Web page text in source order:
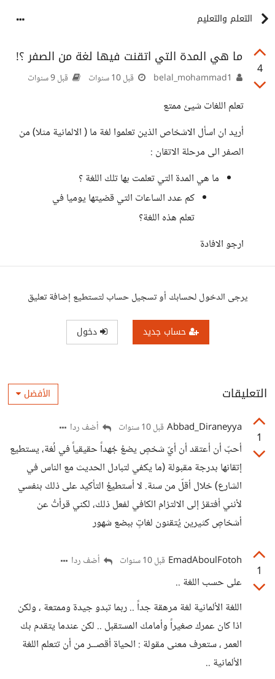
التعلم والتعليم
4
ما هي المدة التي اتقنت فيها لغة من الصفر ؟!
قبل 10 سنوات قبل 9 سنوات
تعلم اللغات شيئ ممتع
أريد ان اسأل الاشخاص الذين تعلموا لغة ما ( الالمانية مثلا) من
الصفر الى مرحلة الاتقان :
ما هي المدة التي تعلمت بها تلك اللغة ؟
كم عدد الساعات التي قضيتها يوميا في
تعلم هذه اللغة؟
ارجو الافادة
يرجى الدخول لحسابك أو تسجيل حساب لتستطيع إضافة تعليق
حساب جديد دخول
التعليقات الأفضل
1
Abbad_Diraneyya قبل 10 سنوات أضف ردا
أحبّ أن أعتقد أن أيّ شخصٍ يضعُ جُهداً حقيقياً في لُغة، يستطيع
إتقانها بدرجة مقبولة (ما يكفي لتبادل الحديث مع الناس في
الشارع) خلال أقلّ من سنة. لا أستطيعُ التأكيد على ذلك بنفسي
لأنني أفتقرُ إلى الالتزام الكافي لفعل ذلك، لكني قرأتُ عن
أشخاصٍ كثيرين يُتقنون لغاتٍ ببضع شهور
1
EmadAboulFotoh قبل 10 سنوات أضف ردا
على حسب اللغة ..
اللغة الألمانية لغة مرهقة جداً .. ربما تبدو جيدة وممتعة ، ولكن
اذا كان عمرك صغيراً وأمامك المستقبل .. لكن عندما يتقدم بك
العمر ، ستعرف معنى مقولة : الحياة أقصــر من أن تتعلم اللغة
الألمانية ..